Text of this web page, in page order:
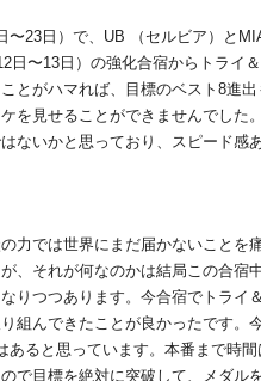
〜23日）で、UB （セルビア）と
日〜13日）の強化合宿からトライ
とがハマれば、目標のベスト8進
を見せることができませんでした
ないかと思っており、スピード感
力では世界にまだ届かないことを
、それが何なのかは結局この合宿
りつつあります。今合宿でトライ
組んできたことが良かったです。
ると思っています。本番まで時間
で目標を絶対に突破して、メダル